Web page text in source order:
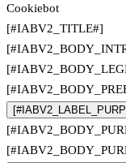
Cookiebot
[#IABV2_TITLE#]